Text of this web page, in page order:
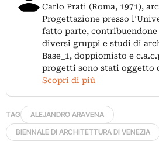
Carlo Prati (Roma, 1971),
Progettazione presso
fatto parte,
diversi gruppi e studi di
Base_1, doppiomisto e
progetti sono stati oggetto
Scopri di più
TAG
ALEJANDRO ARAVENA
BIENNALE DI ARCHITETTURA DI VENEZIA